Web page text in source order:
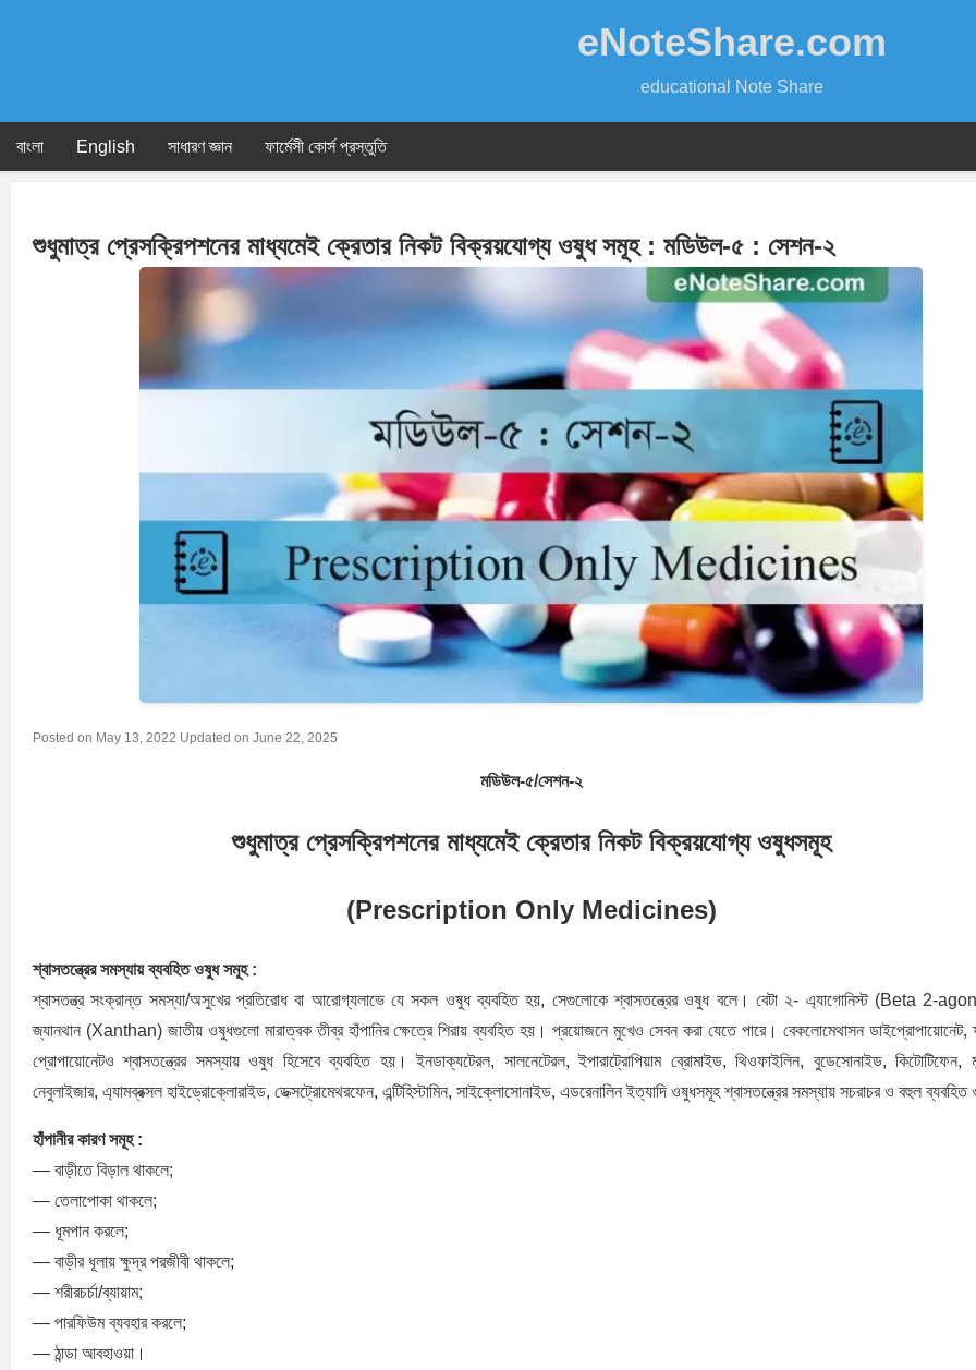
eNoteShare.com
educational Note Share
বাংলা English সাধারণ জ্ঞান ফার্মেসী কোর্স প্রস্তুতি
শুধুমাত্র প্রেসক্রিপশনের মাধ্যমেই ক্রেতার নিকট বিক্রয়যোগ্য ওষুধ সমূহ : মডিউল-৫ : সেশন-২
Posted on May 13, 2022 Updated on June 22, 2025
মডিউল-৫/সেশন-২
শুধুমাত্র প্রেসক্রিপশনের মাধ্যমেই ক্রেতার নিকট বিক্রয়যোগ্য ওষুধসমূহ
(Prescription Only Medicines)
শ্বাসতন্ত্রের সমস্যায় ব্যবহিত ওষুধ সমূহ :
শ্বাসতন্ত্র সংক্রান্ত সমস্যা/অসুখের প্রতিরোধ বা আরোগ্যলাভে যে সকল ওষুধ ব্যবহিত হয়, সেগুলোকে শ্বাসতন্ত্রের ওষুধ বলে। বেটা ২- এ্যাগোনিস্ট (Beta 2-
জ্যানথান (Xanthan) জাতীয় ওষুধগুলো মারাত্বক তীব্র হাঁপানির ক্ষেত্রে শিরায় ব্যবহিত হয়। প্রয়োজনে মুখেও সেবন করা যেতে পারে। বেকলোমেথাসন ডাইপ্রোপায়োনেট,
প্রোপায়োনেটও শ্বাসতন্ত্রের সমস্যায় ওষুধ হিসেবে ব্যবহিত হয়। ইনডাক্যটেরল, সালনেটেরল, ইপারাট্রোপিয়াম ব্রোমাইড, থিওফাইলিন, বুডেসোনাইড, কিটোটিফেন,
নেবুলাইজার, এ্যামব্রক্সল হাইড্রোক্লোরাইড, ডেক্সট্রোমেথরফেন, এন্টিহিস্টামিন, সাইক্লোসোনাইড, এডরেনালিন ইত্যাদি ওষুধসমূহ শ্বাসতন্ত্রের সমস্যায় সচরাচর ও বহুল ব্যবহিত
হাঁপানীর কারণ সমূহ :
— বাড়ীতে বিড়াল থাকলে;
— তেলাপোকা থাকলে;
— ধূমপান করলে;
— বাড়ীর ধূলায় ক্ষুদ্র পরজীবী থাকলে;
— শরীরচর্চা/ব্যায়াম;
— পারফিউম ব্যবহার করলে;
— ঠান্ডা আবহাওয়া।